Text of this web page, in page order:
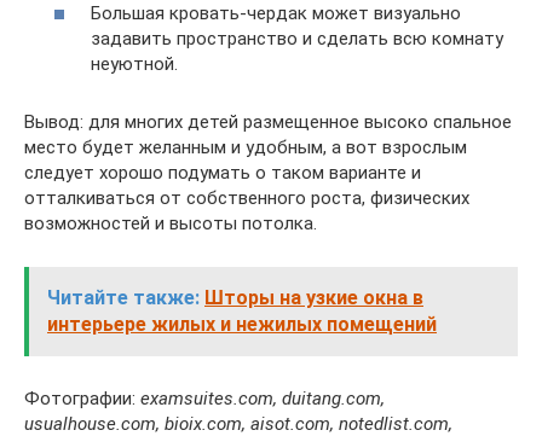
Большая кровать-чердак может визуально
задавить пространство и сделать всю комнату
неуютной.
Вывод: для многих детей размещенное высоко спальное
место будет желанным и удобным, а вот взрослым
следует хорошо подумать о таком варианте и
отталкиваться от собственного роста, физических
возможностей и высоты потолка.
Читайте также: Шторы на узкие окна в
интерьере жилых и нежилых помещений
Фотографии: examsuites.com, duitang.com,
usualhouse.com, bioix.com, aisot.com, notedlist.com,